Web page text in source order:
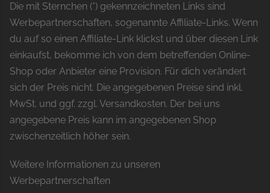
Die mit Sternchen (*) gekennzeichneten Links sind
Werbepartnerschaften, sogenannte Affiliate-Links. Wenn
du auf so einen Affiliate-Link klickst und über diesen Link
einkaufst, bekomme ich von dem betreffenden Online-
Shop oder Anbieter eine Provision. Für dich verändert
sich der Preis nicht. Die angegebenen Preise sind inkl.
MwSt. und ggf. zzgl. Versandkosten. Der bei uns
angegebene Preis kann im angegebenen Shop
zwischenzeitlich höher sein.
Weitere Informationen zu unseren
Werbepartnerschaften